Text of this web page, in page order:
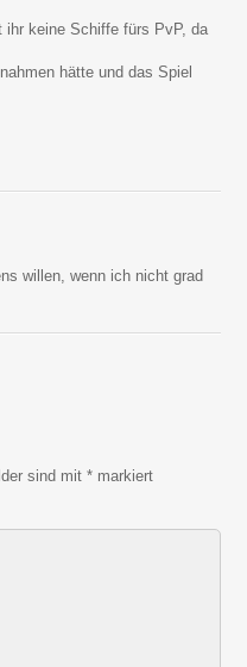
ihr keine Schiffe fürs PvP, da
hätte und das Spiel
willen, wenn ich nicht grad
sind mit * markiert